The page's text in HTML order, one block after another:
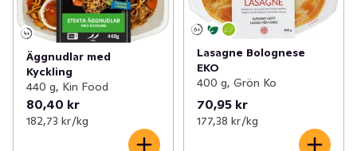
Äggnudlar med
Kyckling
440 g, Kin Food
80,40 kr
182,73 kr /kg
Lasagne Bolognese
EKO
400 g, Grön Ko
70,95 kr
177,38 kr /kg